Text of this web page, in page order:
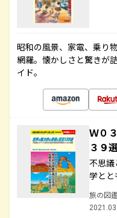
昭和の風景、家電、乗り
網羅。懐かしさと驚きが
イド。
Ｗ０
３９
不思
学と
旅の図